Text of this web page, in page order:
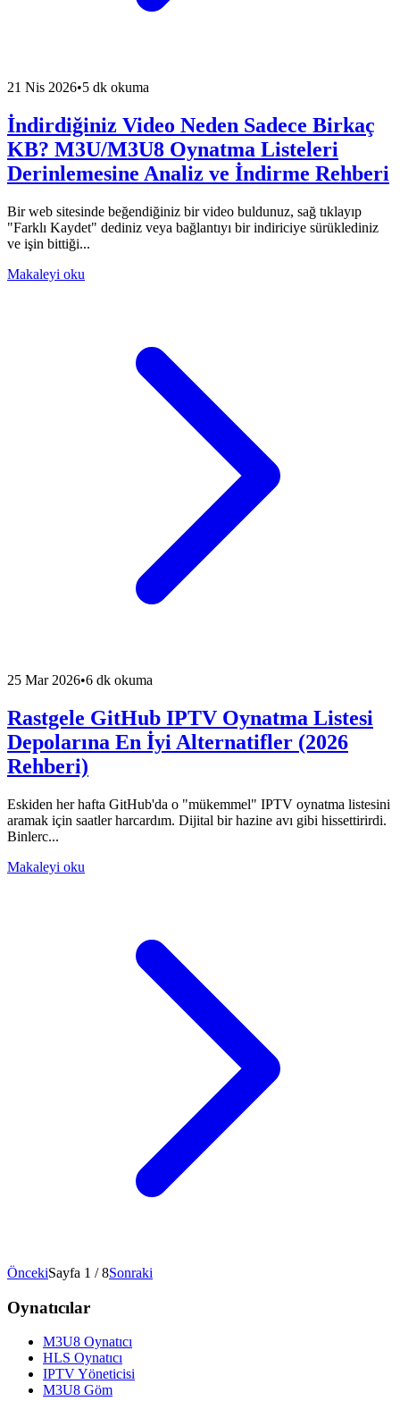
21 Nis 2026•5 dk okuma
İndirdiğiniz Video Neden Sadece Birkaç
KB? M3U/M3U8 Oynatma Listeleri
Derinlemesine Analiz ve İndirme Rehberi
Bir web sitesinde beğendiğiniz bir video buldunuz, sağ tıklayıp
"Farklı Kaydet" dediniz veya bağlantıyı bir indiriciye sürüklediniz
ve işin bittiği...
Makaleyi oku
25 Mar 2026•6 dk okuma
Rastgele GitHub IPTV Oynatma Listesi
Depolarına En İyi Alternatifler (2026
Rehberi)
Eskiden her hafta GitHub'da o "mükemmel" IPTV oynatma listesini
aramak için saatler harcardım. Dijital bir hazine avı gibi hissettirirdi.
Binlerc...
Makaleyi oku
ÖncekiSayfa 1 / 8Sonraki
Oynatıcılar
M3U8 Oynatıcı
HLS Oynatıcı
IPTV Yöneticisi
M3U8 Göm